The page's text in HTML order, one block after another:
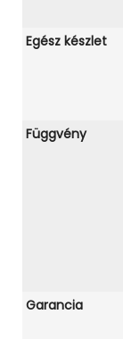
Egész készlet
Függvény
Garancia